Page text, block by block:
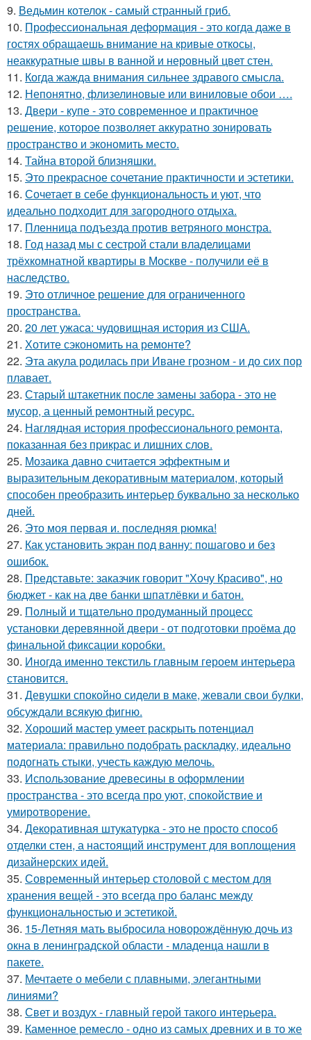
9. Ведьмин котелок - самый странный гриб.
10. Профессиональная деформация - это когда даже в
гостях обращаешь внимание на кривые откосы,
неаккуратные швы в ванной и неровный цвет стен.
11. Когда жажда внимания сильнее здравого смысла.
12. Непонятно, флизелиновые или виниловые обои ….
13. Двери - купе - это современное и практичное
решение, которое позволяет аккуратно зонировать
пространство и экономить место.
14. Тайна второй близняшки.
15. Это прекрасное сочетание практичности и эстетики.
16. Сочетает в себе функциональность и уют, что
идеально подходит для загородного отдыха.
17. Пленница подъезда против ветряного монстра.
18. Год назад мы с сестрой стали владелицами
трёхкомнатной квартиры в Москве - получили её в
наследство.
19. Это отличное решение для ограниченного
пространства.
20. 20 лет ужаса: чудовищная история из США.
21. Хотите сэкономить на ремонте?
22. Эта акула родилась при Иване грозном - и до сих пор
плавает.
23. Старый штакетник после замены забора - это не
мусор, а ценный ремонтный ресурс.
24. Наглядная история профессионального ремонта,
показанная без прикрас и лишних слов.
25. Мозаика давно считается эффектным и
выразительным декоративным материалом, который
способен преобразить интерьер буквально за несколько
дней.
26. Это моя первая и. последняя рюмка!
27. Как установить экран под ванну: пошагово и без
ошибок.
28. Представьте: заказчик говорит "Хочу Красиво", но
бюджет - как на две банки шпатлёвки и батон.
29. Полный и тщательно продуманный процесс
установки деревянной двери - от подготовки проёма до
финальной фиксации коробки.
30. Иногда именно текстиль главным героем интерьера
становится.
31. Девушки спокойно сидели в маке, жевали свои булки,
обсуждали всякую фигню.
32. Хороший мастер умеет раскрыть потенциал
материала: правильно подобрать раскладку, идеально
подогнать стыки, учесть каждую мелочь.
33. Использование древесины в оформлении
пространства - это всегда про уют, спокойствие и
умиротворение.
34. Декоративная штукатурка - это не просто способ
отделки стен, а настоящий инструмент для воплощения
дизайнерских идей.
35. Современный интерьер столовой с местом для
хранения вещей - это всегда про баланс между
функциональностью и эстетикой.
36. 15-Летняя мать выбросила новорождённую дочь из
окна в ленинградской области - младенца нашли в
пакете.
37. Мечтаете о мебели с плавными, элегантными
линиями?
38. Свет и воздух - главный герой такого интерьера.
39. Каменное ремесло - одно из самых древних и в то же